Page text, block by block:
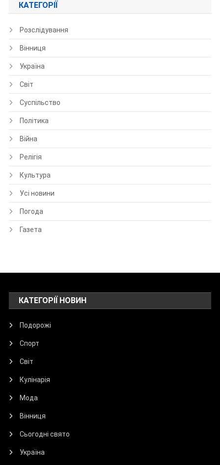
КАТЕГОРІЇ
Розслідування
Вінниця
Україна
Світ
Суспільство
Політика
Війна
Релігія
Культура
Усі новини
Погода
Газета
КАТЕГОРІЇ НОВИН
Подорожі
Спорт
Світ
Кулінарія
Мода
Вінниця
Сьогодні свято
Україна